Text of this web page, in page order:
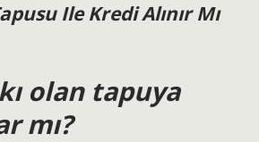
Ile Kredi Alınır Mı
olan tapuya
mı?